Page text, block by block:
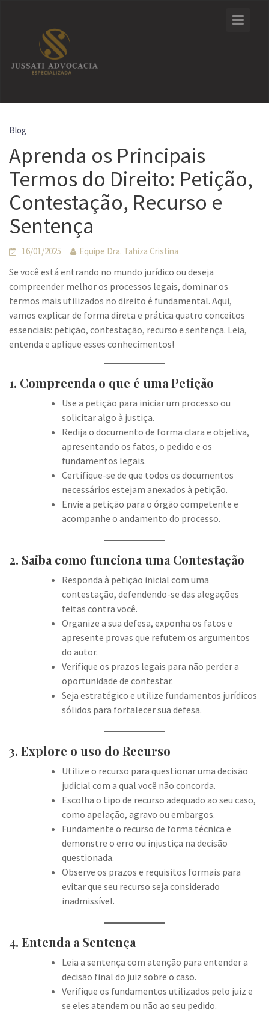
Blog
Aprenda os Principais
Termos do Direito: Petição,
Contestação, Recurso e
Sentença
16/01/2025 Equipe Dra. Tahiza Cristina
Se você está entrando no mundo jurídico ou deseja
compreender melhor os processos legais, dominar os
termos mais utilizados no direito é fundamental. Aqui,
vamos explicar de forma direta e prática quatro conceitos
essenciais: petição, contestação, recurso e sentença. Leia,
entenda e aplique esses conhecimentos!
1. Compreenda o que é uma Petição
Use a petição para iniciar um processo ou
solicitar algo à justiça.
Redija o documento de forma clara e objetiva,
apresentando os fatos, o pedido e os
fundamentos legais.
Certifique-se de que todos os documentos
necessários estejam anexados à petição.
Envie a petição para o órgão competente e
acompanhe o andamento do processo.
2. Saiba como funciona uma Contestação
Responda à petição inicial com uma
contestação, defendendo-se das alegações
feitas contra você.
Organize a sua defesa, exponha os fatos e
apresente provas que refutem os argumentos
do autor.
Verifique os prazos legais para não perder a
oportunidade de contestar.
Seja estratégico e utilize fundamentos jurídicos
sólidos para fortalecer sua defesa.
3. Explore o uso do Recurso
Utilize o recurso para questionar uma decisão
judicial com a qual você não concorda.
Escolha o tipo de recurso adequado ao seu caso,
como apelação, agravo ou embargos.
Fundamente o recurso de forma técnica e
demonstre o erro ou injustiça na decisão
questionada.
Observe os prazos e requisitos formais para
evitar que seu recurso seja considerado
inadmissível.
4. Entenda a Sentença
Leia a sentença com atenção para entender a
decisão final do juiz sobre o caso.
Verifique os fundamentos utilizados pelo juiz e
se eles atendem ou não ao seu pedido.